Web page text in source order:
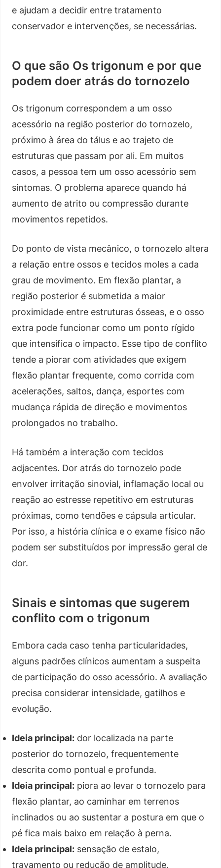
e ajudam a decidir entre tratamento
conservador e intervenções, se necessárias.
O que são Os trigonum e por que
podem doer atrás do tornozelo
Os trigonum correspondem a um osso
acessório na região posterior do tornozelo,
próximo à área do tálus e ao trajeto de
estruturas que passam por ali. Em muitos
casos, a pessoa tem um osso acessório sem
sintomas. O problema aparece quando há
aumento de atrito ou compressão durante
movimentos repetidos.
Do ponto de vista mecânico, o tornozelo altera
a relação entre ossos e tecidos moles a cada
grau de movimento. Em flexão plantar, a
região posterior é submetida a maior
proximidade entre estruturas ósseas, e o osso
extra pode funcionar como um ponto rígido
que intensifica o impacto. Esse tipo de conflito
tende a piorar com atividades que exigem
flexão plantar frequente, como corrida com
acelerações, saltos, dança, esportes com
mudança rápida de direção e movimentos
prolongados no trabalho.
Há também a interação com tecidos
adjacentes. Dor atrás do tornozelo pode
envolver irritação sinovial, inflamação local ou
reação ao estresse repetitivo em estruturas
próximas, como tendões e cápsula articular.
Por isso, a história clínica e o exame físico não
podem ser substituídos por impressão geral de
dor.
Sinais e sintomas que sugerem
conflito com o trigonum
Embora cada caso tenha particularidades,
alguns padrões clínicos aumentam a suspeita
de participação do osso acessório. A avaliação
precisa considerar intensidade, gatilhos e
evolução.
Ideia principal: dor localizada na parte
posterior do tornozelo, frequentemente
descrita como pontual e profunda.
Ideia principal: piora ao levar o tornozelo para
flexão plantar, ao caminhar em terrenos
inclinados ou ao sustentar a postura em que o
pé fica mais baixo em relação à perna.
Ideia principal: sensação de estalo,
travamento ou redução de amplitude,